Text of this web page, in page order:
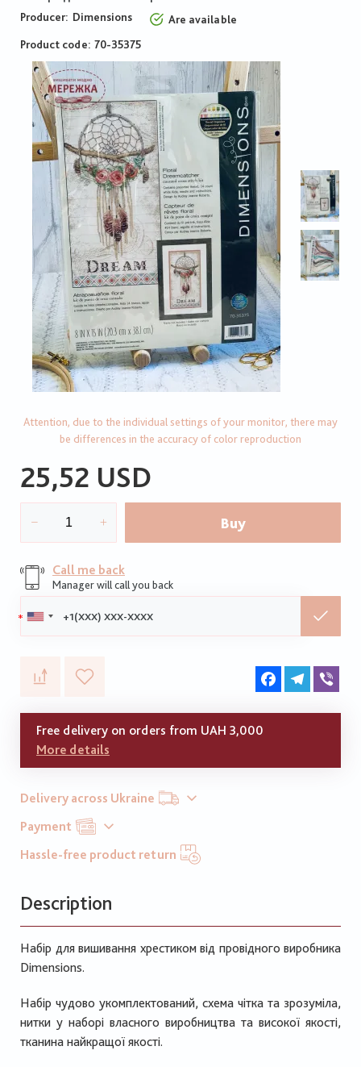
Producer: Dimensions
Are available
Product code 70-35375
Attention, due to the individual settings of your monitor, there may
be differences in the accuracy of color reproduction
25,52 USD
Buy
Call me back
Manager will call you back
FacebookTelegram
Free delivery on orders from UAH 3,000
More details
Delivery across Ukraine
Payment
Hassle-free product return
Description
Набір для вишивання хрестиком від провідного виробника
Dimensions.
Набір чудово укомплектований, схема чітка та зрозуміла,
нитки у наборі власного виробництва та високої якості,
тканина найкращої якості.